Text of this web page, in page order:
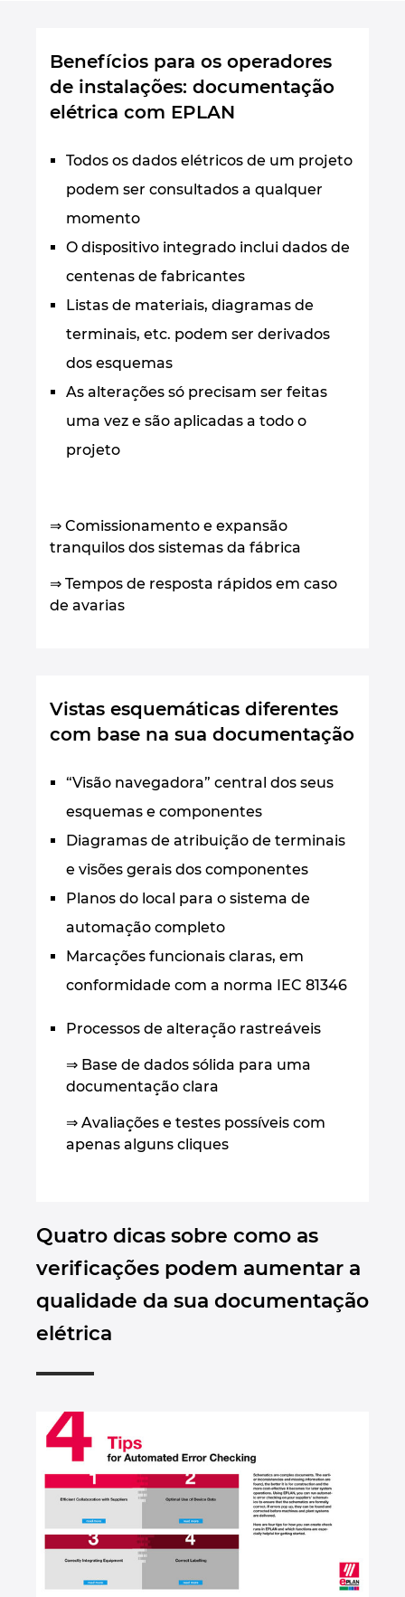
Benefícios para os operadores
de instalações: documentação
elétrica com EPLAN
Todos os dados elétricos de um projeto
podem ser consultados a qualquer
momento
O dispositivo integrado inclui dados de
centenas de fabricantes
Listas de materiais, diagramas de
terminais, etc. podem ser derivados
dos esquemas
As alterações só precisam ser feitas
uma vez e são aplicadas a todo o
projeto
⇒ Comissionamento e expansão
tranquilos dos sistemas da fábrica
⇒ Tempos de resposta rápidos em caso
de avarias
Vistas esquemáticas diferentes
com base na sua documentação
“Visão navegadora” central dos seus
esquemas e componentes
Diagramas de atribuição de terminais
e visões gerais dos componentes
Planos do local para o sistema de
automação completo
Marcações funcionais claras, em
conformidade com a norma IEC 81346
Processos de alteração rastreáveis
⇒ Base de dados sólida para uma
documentação clara
⇒ Avaliações e testes possíveis com
apenas alguns cliques
Quatro dicas sobre como as
verificações podem aumentar a
qualidade da sua documentação
elétrica